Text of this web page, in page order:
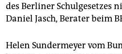
des Berliner Schulgesetzes
Daniel Jasch, Berater beim
Helen Sundermeyer vom